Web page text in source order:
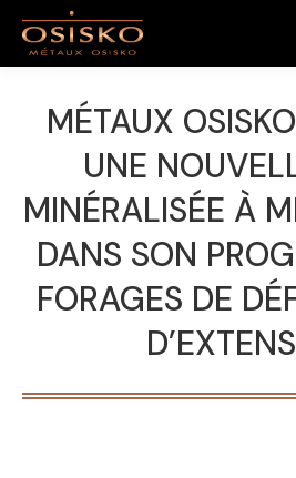
MÉTAUX
UNE
MINÉRALISÉE À
DANS SON
FORAGES DE